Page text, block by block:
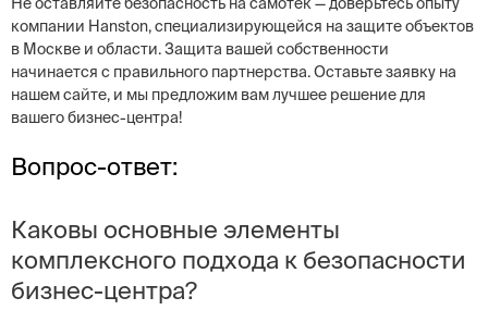
компании Hanston, специализирующейся на защите объектов
в Москве и области. Защита вашей собственности
начинается с правильного партнерства. Оставьте заявку на
нашем сайте, и мы предложим вам лучшее решение для
вашего бизнес-центра!
Вопрос-ответ:
Каковы основные элементы
комплексного подхода к безопасности
бизнес-центра?